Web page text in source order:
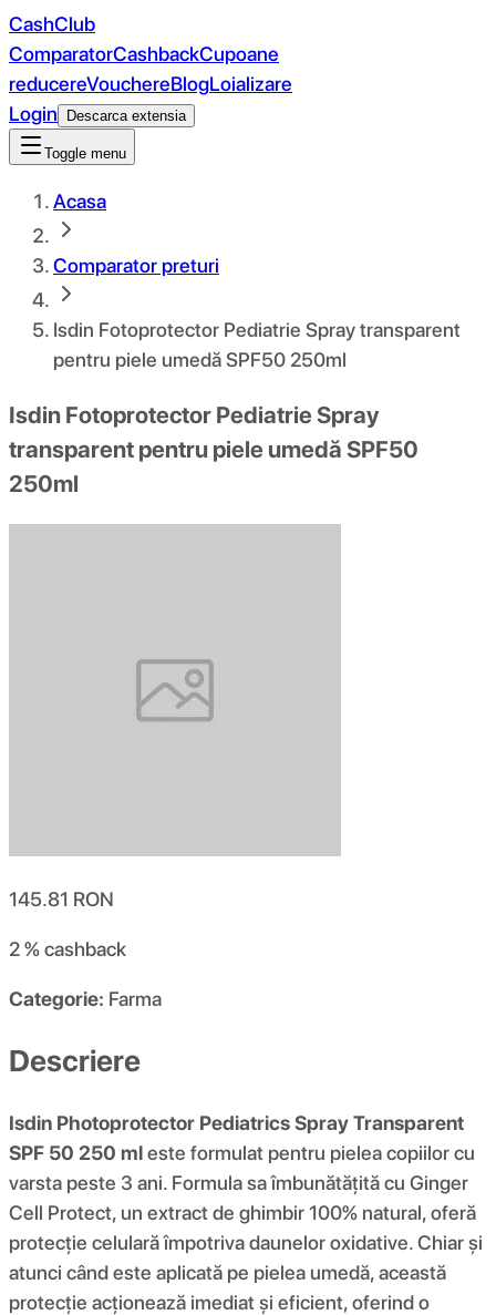
CashClub
ComparatorCashbackCupoane
reducereVouchereBlogLoializare
Login
Descarca extensia
Toggle menu
Acasa
Comparator preturi
Isdin Fotoprotector Pediatrie Spray transparent
pentru piele umedă SPF50 250ml
Isdin Fotoprotector Pediatrie Spray
transparent pentru piele umedă SPF50
250ml
145.81 RON
2 %cashback
Categorie: Farma
Descriere
Isdin Photoprotector Pediatrics Spray Transparent
SPF 50 250 mleste formulat pentru pielea copiilor cu
varsta peste 3 ani. Formula sa îmbunătățită cu Ginger
Cell Protect, un extract de ghimbir 100% natural, oferă
protecție celulară împotriva daunelor oxidative. Chiar și
atunci când este aplicată pe pielea umedă, această
protecție acționează imediat și eficient, oferind o